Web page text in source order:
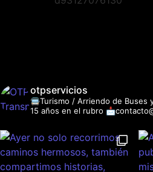
otpservicios
🚍Turismo / Arriendo de Buses
15 años en el rubro